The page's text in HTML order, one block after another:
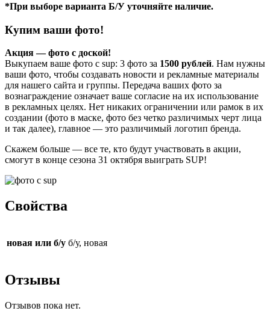
*При выборе варианта Б/У уточняйте наличие.
Купим ваши фото!
Акция — фото с доской!
Выкупаем ваше фото c sup: 3 фото за 1500 рублей. Нам нужны
ваши фото, чтобы создавать новости и рекламные материалы
для нашего сайта и группы. Передача ваших фото за
вознаграждение означает ваше согласие на их использование
в рекламных целях. Нет никаких ограничении или рамок в их
создании (фото в маске, фото без четко различимых черт лица
и так далее), главное — это различимый логотип бренда.
Скажем больше — все те, кто будут участвовать в акции,
смогут в конце сезона 31 октября выиграть SUP!
Свойства
новая или б/у б/у, новая
Отзывы
Отзывов пока нет.